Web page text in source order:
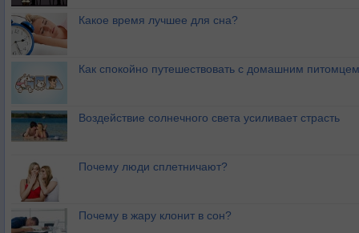
Какое время лучшее для сна?
Как спокойно путешествовать с домашним питомцем
Воздействие солнечного света усиливает страсть
Почему люди сплетничают?
Почему в жару клонит в сон?